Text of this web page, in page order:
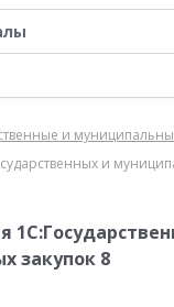
и
и
закупок 8